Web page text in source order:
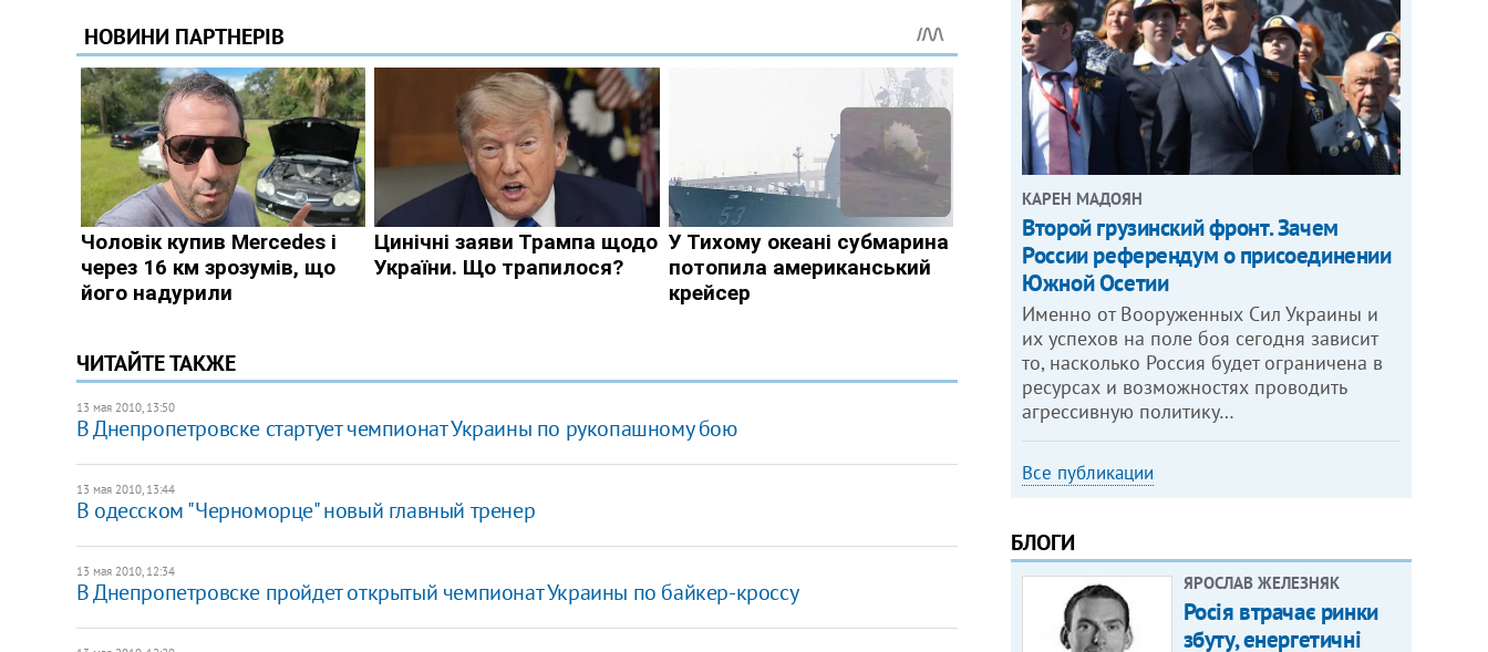
ЧИТАЙТЕ ТАКЖЕ
13 мая 2010, 13:50
В Днепропетровске стартует чемпионат Украины по рукопашному бою
13 мая 2010, 13:44
В одесском "Черноморце" новый главный тренер
13 мая 2010, 12:34
В Днепропетровске пройдет открытый чемпионат Украины по байкер-кроссу
КАРЕН МАДОЯН
Второй грузинский фронт. Зачем
России референдум о присоединении
Южной Осетии
Именно от Вооруженных Сил Украины и
их успехов на поле боя сегодня зависит
то, насколько Россия будет ограничена в
ресурсах и возможностях проводить
агрессивную политику…
Все публикации
БЛОГИ
ЯРОСЛАВ ЖЕЛЕЗНЯК
Росія втрачає ринки
збуту, енергетичні